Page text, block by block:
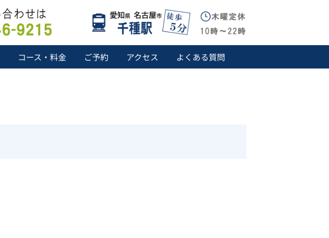
コース・料金 ご予約 アクセス よくある質問